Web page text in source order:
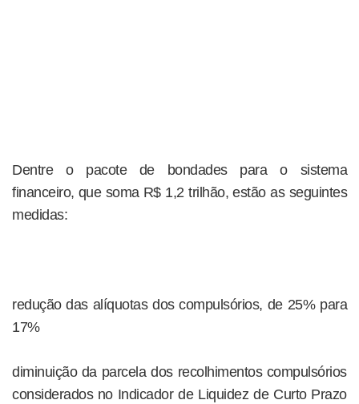
Dentre o pacote de bondades para o sistema
financeiro, que soma R$ 1,2 trilhão, estão as seguintes
medidas:
redução das alíquotas dos compulsórios, de 25% para
17%
diminuição da parcela dos recolhimentos compulsórios
considerados no Indicador de Liquidez de Curto Prazo